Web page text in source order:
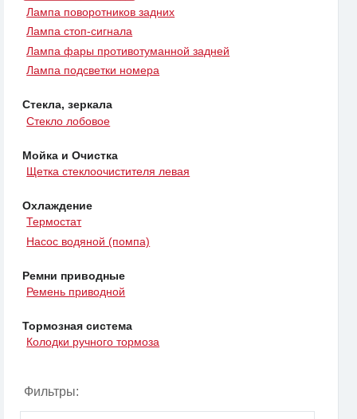
Лампа поворотников задних
Лампа стоп-сигнала
Лампа фары противотуманной задней
Лампа подсветки номера
Стекла, зеркала
Стекло лобовое
Мойка и Очистка
Щетка стеклоочистителя левая
Охлаждение
Термостат
Насос водяной (помпа)
Ремни приводные
Ремень приводной
Тормозная система
Колодки ручного тормоза
Фильтры: